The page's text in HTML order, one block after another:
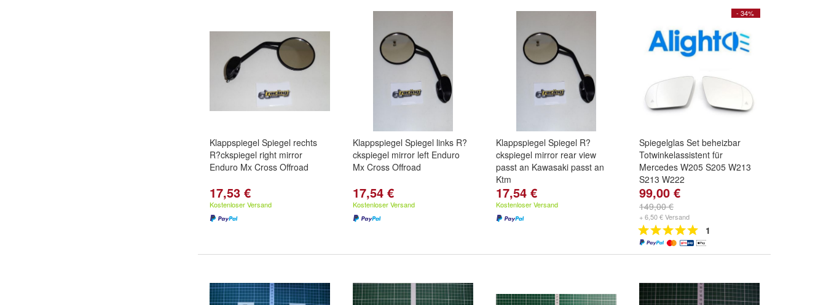
Klappspiegel Spiegel rechts
R?ckspiegel right mirror
Enduro Mx Cross Offroad
17,53 €
Kostenloser Versand
Klappspiegel Spiegel links R?
ckspiegel mirror left Enduro
Mx Cross Offroad
17,54 €
Kostenloser Versand
Klappspiegel Spiegel R?
ckspiegel mirror rear view
passt an Kawasaki passt an
Ktm
17,54 €
Kostenloser Versand
- 34%
Spiegelglas Set beheizbar
Totwinkelassistent für
Mercedes W205 S205 W213
S213 W222
99,00 €
149,00 €
+ 6,50 € Versand
1